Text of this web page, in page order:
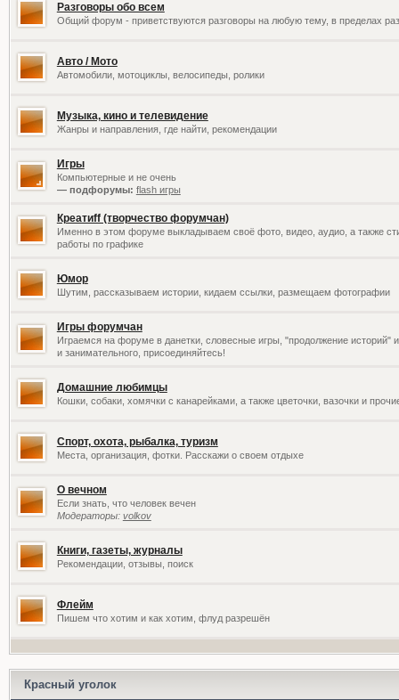
Разговоры обо всем
Общий форум - приветствуются разговоры на любую тему, в пределах
Авто / Мото
Автомобили, мотоциклы, велосипеды, ролики
Музыка, кино и телевидение
Жанры и направления, где найти, рекомендации
Игры
Компьютерные и не очень
— подфорумы: flash игры
Креатиff (творчество форумчан)
Именно в этом форуме выкладываем своё фото, видео, аудио, а также
работы по графике
Юмор
Шутим, рассказываем истории, кидаем ссылки, размещаем фотографии
Игры форумчан
Играемся на форуме в данетки, словесные игры, "продолжение историй"
и занимательного, присоединяйтесь!
Домашние любимцы
Кошки, собаки, хомячки с канарейками, а также цветочки, вазочки и
Спорт, охота, рыбалка, туризм
Места, организация, фотки. Расскажи о своем отдыхе
О вечном
Если знать, что человек вечен
Модераторы: volkov
Книги, газеты, журналы
Рекомендации, отзывы, поиск
Флейм
Пишем что хотим и как хотим, флуд разрешён
Красный уголок